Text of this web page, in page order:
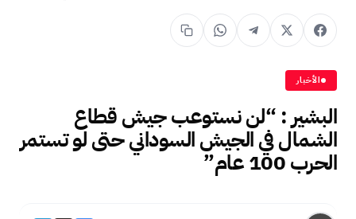
الأخبار
البشير : “لن نستوعب جيش قطاع
الشمال في الجيش السوداني حتى لو تستمر
الحرب 100 عام”